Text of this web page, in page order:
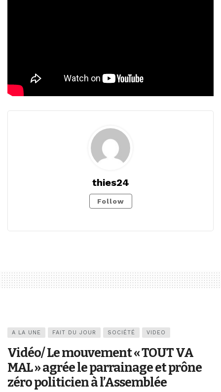
thies24
Follow
A LA UNE FAIT DU JOUR SOCIÉTÉ VIDEO
Vidéo/ Le mouvement « TOUT VA
MAL » agrée le parrainage et prône
zéro politicien à l’Assemblée